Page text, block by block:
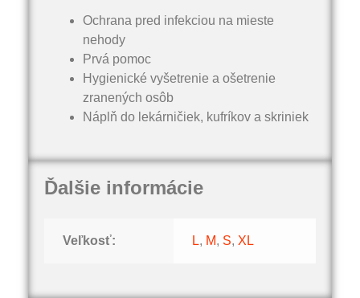
Ochrana pred infekciou na mieste
nehody
Prvá pomoc
Hygienické vyšetrenie a ošetrenie
zranených osôb
Náplň do lekárničiek, kufríkov a skriniek
Ďalšie informácie
Veľkosť: L, M, S, XL